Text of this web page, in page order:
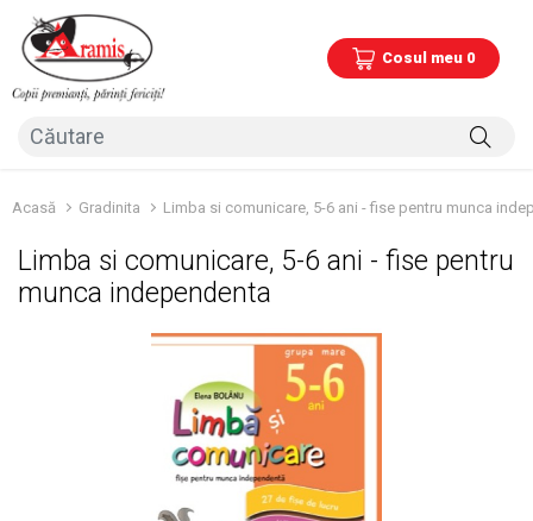
Cosul meu 0
Acasă Gradinita Limba si comunicare, 5-6 ani - fise pentru munca
Limba si comunicare, 5-6 ani - fise pentru
munca independenta